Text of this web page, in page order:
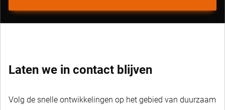
Laten we in contact blijven
Volg de snelle ontwikkelingen op het gebied van duurzaam